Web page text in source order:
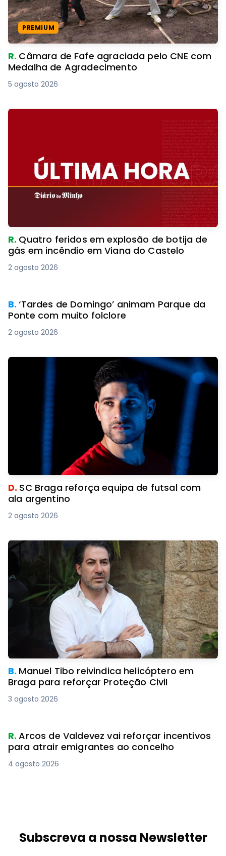
PREMIUM
R. Câmara de Fafe agraciada pelo CNE com
Medalha de Agradecimento
5 agosto 2026
R. Quatro feridos em explosão de botija de
gás em incêndio em Viana do Castelo
2 agosto 2026
B.‘Tardes de Domingo’ animam Parque da
Ponte com muito folclore
2 agosto 2026
D. SC Braga reforça equipa de futsal com
ala argentino
2 agosto 2026
B. Manuel Tibo reivindica helicóptero em
Braga para reforçar Proteção Civil
3 agosto 2026
R.Arcos de Valdevez vai reforçar incentivos
para atrair emigrantes ao concelho
4 agosto 2026
Subscreva a nossa Newsletter